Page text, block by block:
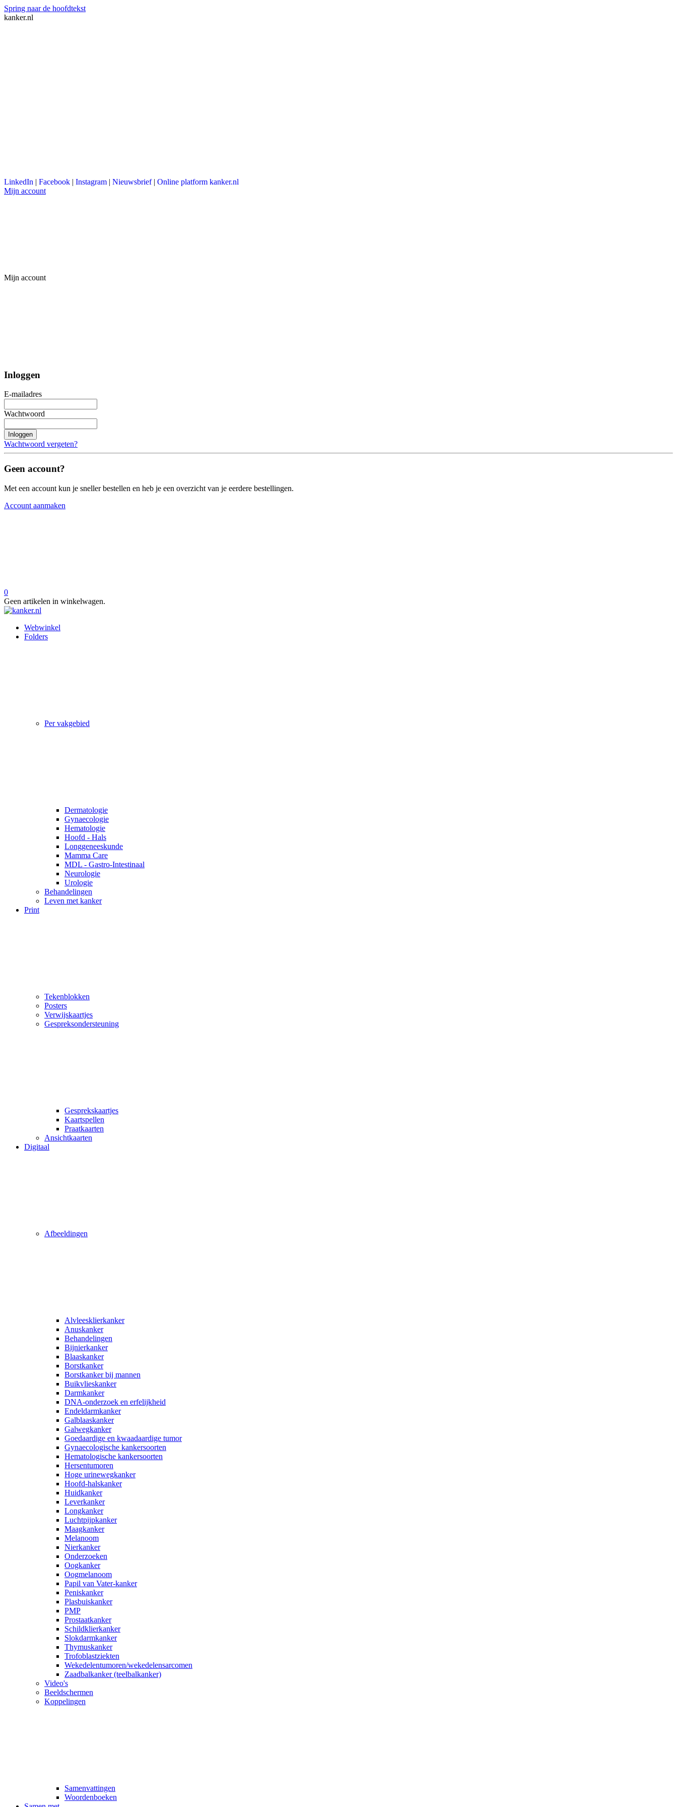
Spring naar de hoofdtekst
kanker.nl
LinkedIn | Facebook | Instagram | Nieuwsbrief | Online platform kanker.nl
Mijn account
Mijn account
Inloggen
E-mailadres
Wachtwoord
Inloggen
Wachtwoord vergeten?
Geen account?
Met een account kun je sneller bestellen en heb je een overzicht van je eerdere bestellingen.
Account aanmaken
0
Geen artikelen in winkelwagen.
Webwinkel
Folders
Per vakgebied
Dermatologie
Gynaecologie
Hematologie
Hoofd - Hals
Longgeneeskunde
Mamma Care
MDL - Gastro-Intestinaal
Neurologie
Urologie
Behandelingen
Leven met kanker
Print
Tekenblokken
Posters
Verwijskaartjes
Gespreksondersteuning
Gesprekskaartjes
Kaartspellen
Praatkaarten
Ansichtkaarten
Digitaal
Afbeeldingen
Alvleesklierkanker
Anuskanker
Behandelingen
Bijnierkanker
Blaaskanker
Borstkanker
Borstkanker bij mannen
Buikvlieskanker
Darmkanker
DNA-onderzoek en erfelijkheid
Endeldarmkanker
Galblaaskanker
Galwegkanker
Goedaardige en kwaadaardige tumor
Gynaecologische kankersoorten
Hematologische kankersoorten
Hersentumoren
Hoge urinewegkanker
Hoofd-halskanker
Huidkanker
Leverkanker
Longkanker
Luchtpijpkanker
Maagkanker
Melanoom
Nierkanker
Onderzoeken
Oogkanker
Oogmelanoom
Papil van Vater-kanker
Peniskanker
Plasbuiskanker
PMP
Prostaatkanker
Schildklierkanker
Slokdarmkanker
Thymuskanker
Trofoblastziekten
Wekedelentumoren/wekedelensarcomen
Zaadbalkanker (teelbalkanker)
Video's
Beeldschermen
Koppelingen
Samenvattingen
Woordenboeken